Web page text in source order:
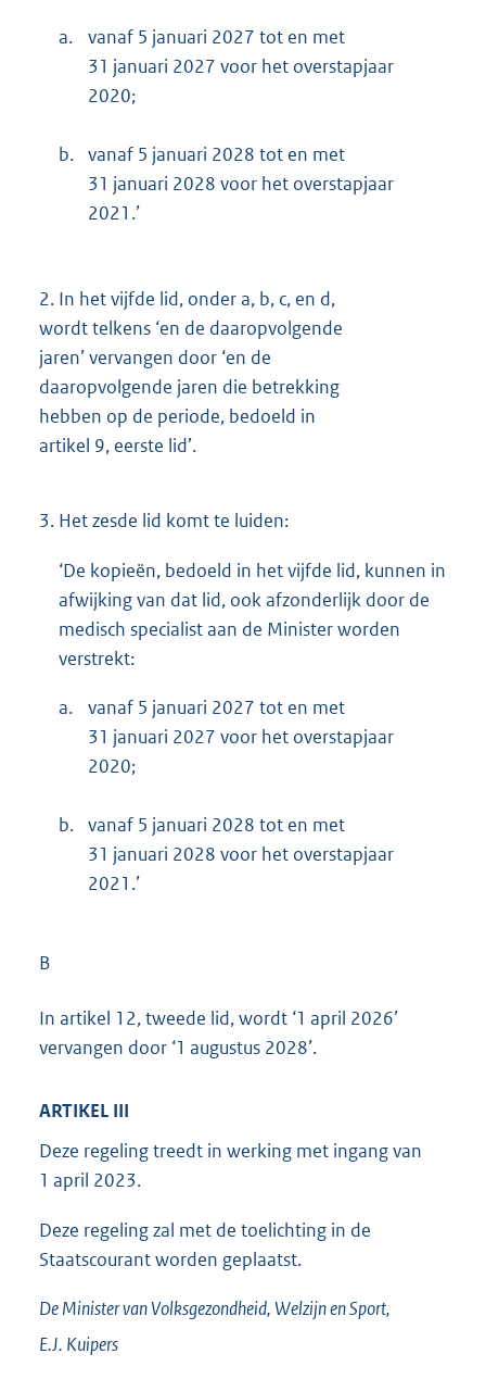
a.
vanaf 5 januari 2027 tot en met
31 januari 2027 voor het overstapjaar
2020;
b. vanaf 5 januari 2028 tot en met
31 januari 2028 voor het overstapjaar
2021.’
2. In het vijfde lid, onder a, b, c, en d,
wordt telkens ‘en de daaropvolgende
jaren’ vervangen door ‘en de
daaropvolgende jaren die betrekking
hebben op de periode, bedoeld in
artikel 9, eerste lid’.
3. Het zesde lid komt te luiden:
‘De kopieën, bedoeld in het vijfde lid, kunnen in
afwijking van dat lid, ook afzonderlijk door de
medisch specialist aan de Minister worden
verstrekt:
a.
vanaf 5 januari 2027 tot en met
31 januari 2027 voor het overstapjaar
2020;
b. vanaf 5 januari 2028 tot en met
31 januari 2028 voor het overstapjaar
2021.’
B
In artikel 12, tweede lid, wordt ‘1 april 2026’
vervangen door ‘1 augustus 2028’.
ARTIKEL III
Deze regeling treedt in werking met ingang van
1 april 2023.
Deze regeling zal met de toelichting in de
Staatscourant worden geplaatst.
De Minister van Volksgezondheid, Welzijn en Sport,
E.J. Kuipers